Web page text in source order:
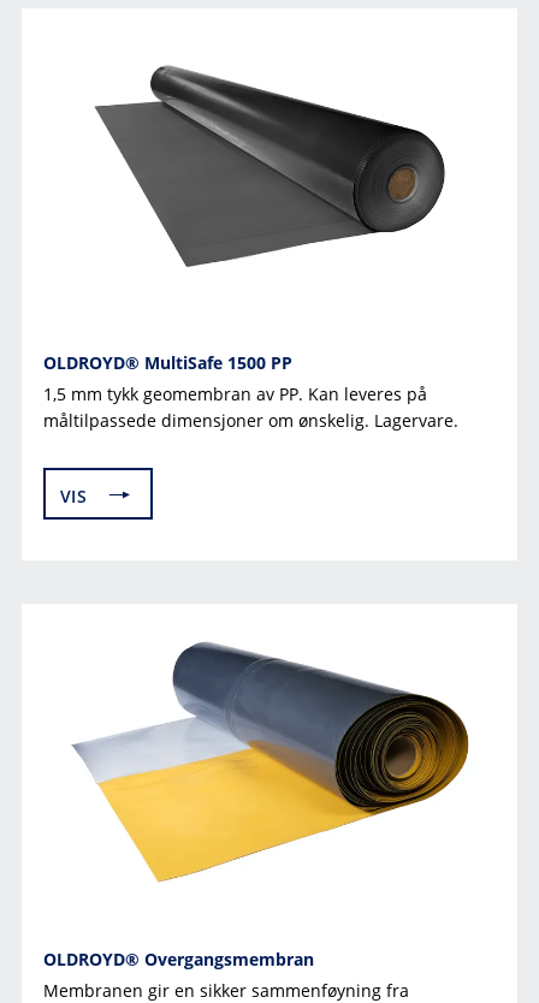
OLDROYD® MultiSafe 1500 PP
1,5 mm tykk geomembran av PP. Kan leveres på
måltilpassede dimensjoner om ønskelig. Lagervare.
VIS
OLDROYD® Overgangsmembran
Membranen gir en sikker sammenføyning fra